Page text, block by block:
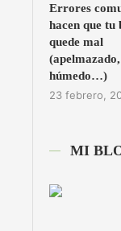
Errores
hacen que tu
quede mal
(apelmazado,
húmedo…)
23 febrero,
MI